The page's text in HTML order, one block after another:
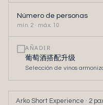
Número de personas
mín. 2 · máx. 10
AÑADIR
葡萄酒搭配升级
Selección de vinos
Arko Short Experience · 2